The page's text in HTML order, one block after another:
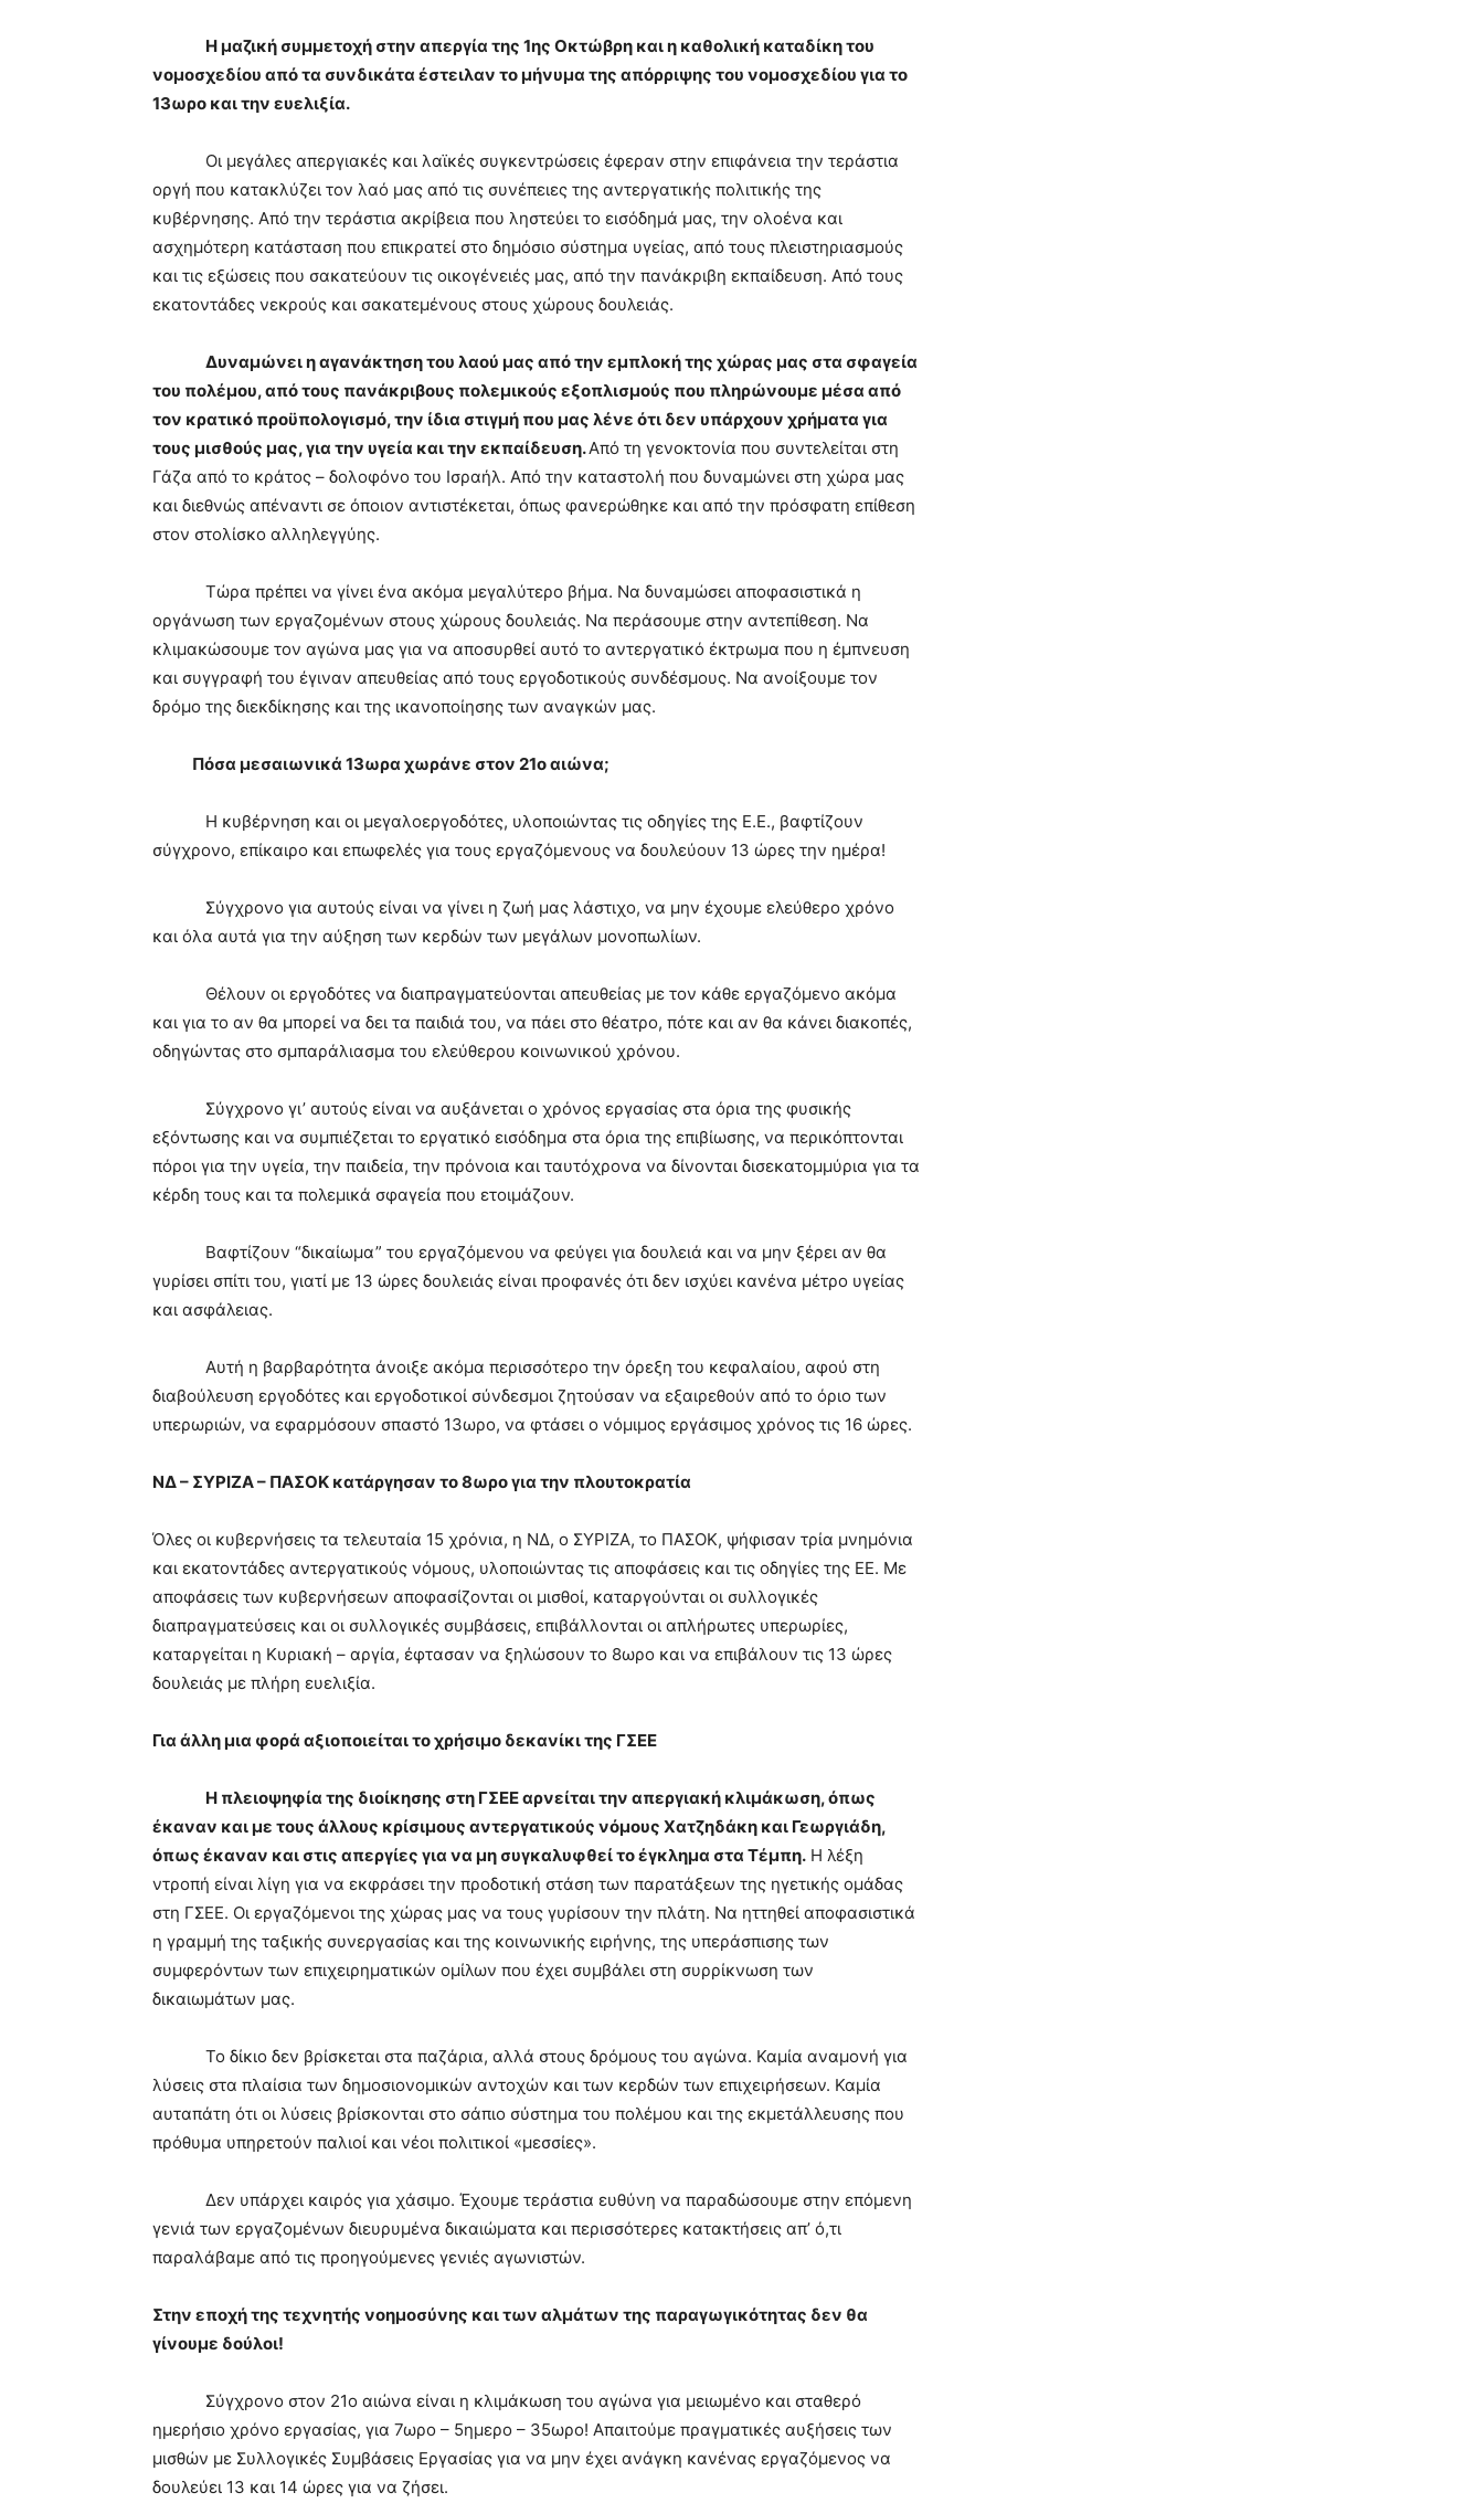
Η μαζική συμμετοχή στην απεργία της 1ης Οκτώβρη και η καθολική καταδίκη του
νομοσχεδίου από τα συνδικάτα έστειλαν το μήνυμα της απόρριψης του νομοσχεδίου για το
13ωρο και την ευελιξία.
Οι μεγάλες απεργιακές και λαϊκές συγκεντρώσεις έφεραν στην επιφάνεια την τεράστια
οργή που κατακλύζει τον λαό μας από τις συνέπειες της αντεργατικής πολιτικής της
κυβέρνησης. Από την τεράστια ακρίβεια που ληστεύει το εισόδημά μας, την ολοένα και
ασχημότερη κατάσταση που επικρατεί στο δημόσιο σύστημα υγείας, από τους πλειστηριασμούς
και τις εξώσεις που σακατεύουν τις οικογένειές μας, από την πανάκριβη εκπαίδευση. Από τους
εκατοντάδες νεκρούς και σακατεμένους στους χώρους δουλειάς.
Δυναμώνει η αγανάκτηση του λαού μας από την εμπλοκή της χώρας μας στα σφαγεία
του πολέμου, από τους πανάκριβους πολεμικούς εξοπλισμούς που πληρώνουμε μέσα από
τον κρατικό προϋπολογισμό, την ίδια στιγμή που μας λένε ότι δεν υπάρχουν χρήματα για
τους μισθούς μας, για την υγεία και την εκπαίδευση.Από τη γενοκτονία που συντελείται στη
Γάζα από το κράτος – δολοφόνο του Ισραήλ. Από την καταστολή που δυναμώνει στη χώρα μας
και διεθνώς απέναντι σε όποιον αντιστέκεται, όπως φανερώθηκε και από την πρόσφατη επίθεση
στον στολίσκο αλληλεγγύης.
Τώρα πρέπει να γίνει ένα ακόμα μεγαλύτερο βήμα. Να δυναμώσει αποφασιστικά η
οργάνωση των εργαζομένων στους χώρους δουλειάς. Να περάσουμε στην αντεπίθεση. Να
κλιμακώσουμε τον αγώνα μας για να αποσυρθεί αυτό το αντεργατικό έκτρωμα που η έμπνευση
και συγγραφή του έγιναν απευθείας από τους εργοδοτικούς συνδέσμους. Να ανοίξουμε τον
δρόμο της διεκδίκησης και της ικανοποίησης των αναγκών μας.
Πόσα μεσαιωνικά 13ωρα χωράνε στον 21ο αιώνα;
Η κυβέρνηση και οι μεγαλοεργοδότες, υλοποιώντας τις οδηγίες της Ε.Ε., βαφτίζουν
σύγχρονο, επίκαιρο και επωφελές για τους εργαζόμενους να δουλεύουν 13 ώρες την ημέρα!
Σύγχρονο για αυτούς είναι να γίνει η ζωή μας λάστιχο, να μην έχουμε ελεύθερο χρόνο
και όλα αυτά για την αύξηση των κερδών των μεγάλων μονοπωλίων.
Θέλουν οι εργοδότες να διαπραγματεύονται απευθείας με τον κάθε εργαζόμενο ακόμα
και για το αν θα μπορεί να δει τα παιδιά του, να πάει στο θέατρο, πότε και αν θα κάνει διακοπές,
οδηγώντας στο σμπαράλιασμα του ελεύθερου κοινωνικού χρόνου.
Σύγχρονο γι’ αυτούς είναι να αυξάνεται ο χρόνος εργασίας στα όρια της φυσικής
εξόντωσης και να συμπιέζεται το εργατικό εισόδημα στα όρια της επιβίωσης, να περικόπτονται
πόροι για την υγεία, την παιδεία, την πρόνοια και ταυτόχρονα να δίνονται δισεκατομμύρια για τα
κέρδη τους και τα πολεμικά σφαγεία που ετοιμάζουν.
Βαφτίζουν “δικαίωμα” του εργαζόμενου να φεύγει για δουλειά και να μην ξέρει αν θα
γυρίσει σπίτι του, γιατί με 13 ώρες δουλειάς είναι προφανές ότι δεν ισχύει κανένα μέτρο υγείας
και ασφάλειας.
Αυτή η βαρβαρότητα άνοιξε ακόμα περισσότερο την όρεξη του κεφαλαίου, αφού στη
διαβούλευση εργοδότες και εργοδοτικοί σύνδεσμοι ζητούσαν να εξαιρεθούν από το όριο των
υπερωριών, να εφαρμόσουν σπαστό 13ωρο, να φτάσει ο νόμιμος εργάσιμος χρόνος τις 16 ώρες.
ΝΔ – ΣΥΡΙΖΑ – ΠΑΣΟΚ κατάργησαν το 8ωρο για την πλουτοκρατία
Όλες οι κυβερνήσεις τα τελευταία 15 χρόνια, η ΝΔ, ο ΣΥΡΙΖΑ, το ΠΑΣΟΚ, ψήφισαν τρία μνημόνια
και εκατοντάδες αντεργατικούς νόμους, υλοποιώντας τις αποφάσεις και τις οδηγίες της ΕΕ. Με
αποφάσεις των κυβερνήσεων αποφασίζονται οι μισθοί, καταργούνται οι συλλογικές
διαπραγματεύσεις και οι συλλογικές συμβάσεις, επιβάλλονται οι απλήρωτες υπερωρίες,
καταργείται η Κυριακή – αργία, έφτασαν να ξηλώσουν το 8ωρο και να επιβάλουν τις 13 ώρες
δουλειάς με πλήρη ευελιξία.
Για άλλη μια φορά αξιοποιείται το χρήσιμο δεκανίκι της ΓΣΕΕ
H πλειοψηφία της διοίκησης στη ΓΣΕΕ αρνείται την απεργιακή κλιμάκωση, όπως
έκαναν και με τους άλλους κρίσιμους αντεργατικούς νόμους Χατζηδάκη και Γεωργιάδη,
όπως έκαναν και στις απεργίες για να μη συγκαλυφθεί το έγκλημα στα Τέμπη. Η λέξη
ντροπή είναι λίγη για να εκφράσει την προδοτική στάση των παρατάξεων της ηγετικής ομάδας
στη ΓΣΕΕ. Οι εργαζόμενοι της χώρας μας να τους γυρίσουν την πλάτη. Να ηττηθεί αποφασιστικά
η γραμμή της ταξικής συνεργασίας και της κοινωνικής ειρήνης, της υπεράσπισης των
συμφερόντων των επιχειρηματικών ομίλων που έχει συμβάλει στη συρρίκνωση των
δικαιωμάτων μας.
Το δίκιο δεν βρίσκεται στα παζάρια, αλλά στους δρόμους του αγώνα. Καμία αναμονή για
λύσεις στα πλαίσια των δημοσιονομικών αντοχών και των κερδών των επιχειρήσεων. Καμία
αυταπάτη ότι οι λύσεις βρίσκονται στο σάπιο σύστημα του πολέμου και της εκμετάλλευσης που
πρόθυμα υπηρετούν παλιοί και νέοι πολιτικοί «μεσσίες».
Δεν υπάρχει καιρός για χάσιμο. Έχουμε τεράστια ευθύνη να παραδώσουμε στην επόμενη
γενιά των εργαζομένων διευρυμένα δικαιώματα και περισσότερες κατακτήσεις απ’ ό,τι
παραλάβαμε από τις προηγούμενες γενιές αγωνιστών.
Στην εποχή της τεχνητής νοημοσύνης και των αλμάτων της παραγωγικότητας δεν θα
γίνουμε δούλοι!
Σύγχρονο στον 21ο αιώνα είναι η κλιμάκωση του αγώνα για μειωμένο και σταθερό
ημερήσιο χρόνο εργασίας, για 7ωρο – 5ημερο – 35ωρο! Απαιτούμε πραγματικές αυξήσεις των
μισθών με Συλλογικές Συμβάσεις Εργασίας για να μην έχει ανάγκη κανένας εργαζόμενος να
δουλεύει 13 και 14 ώρες για να ζήσει.